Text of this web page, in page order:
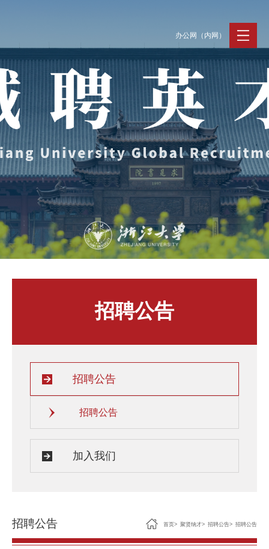
办公网（内网）
聚贤纳才
Jobs @ ZJU
招聘公告
加入我们
走进浙大
Discover ZJU
浙大简况
人才队伍
人才动态
News and Events
新闻速递
人才风采
事业发展
Careers @ ZJU
支持保障
Work and Life
住房资源
子女教育
招聘公告
招聘公告
招聘公告
加入我们
招聘公告 首页> 聚贤纳才> 招聘公告> 招聘公告